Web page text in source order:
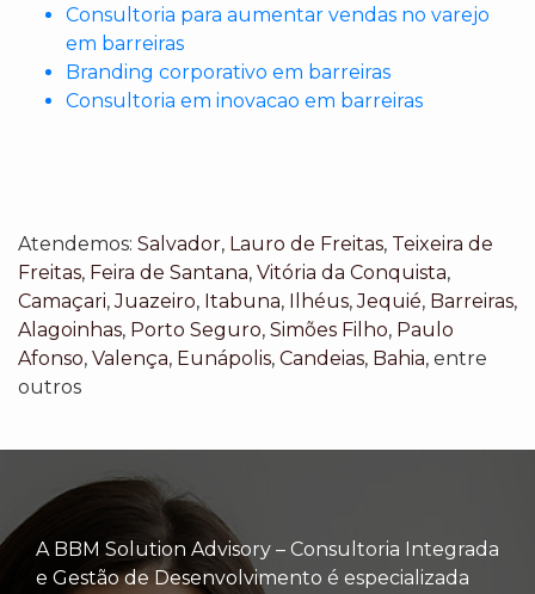
Consultoria para aumentar vendas no varejo
em barreiras
Branding corporativo em barreiras
Consultoria em inovacao em barreiras
Atendemos: Salvador, Lauro de Freitas, Teixeira de
Freitas, Feira de Santana, Vitória da Conquista,
Camaçari,Juazeiro, Itabuna, Ilhéus,Jequié, Barreiras,
Alagoinhas, Porto Seguro, Simões Filho, Paulo
Afonso, Valença, Eunápolis, Candeias, Bahia, entre
outros
A BBM Solution Advisory – Consultoria Integrada
e Gestão de Desenvolvimento é especializada